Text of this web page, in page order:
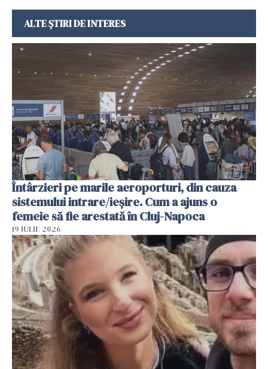
ALTE ȘTIRI DE INTERES
Întârzieri pe marile aeroporturi, din cauza
sistemului intrare/ieșire. Cum a ajuns o
femeie să fie arestată în Cluj-Napoca
19 IULIE 2026